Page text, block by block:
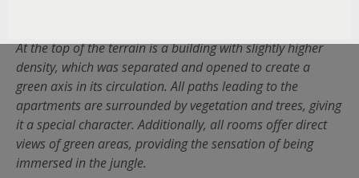
At the top of the terrain is a building with slightly higher
density, which was separated and opened to create a
green axis in its circulation. All paths leading to the
apartments are surrounded by vegetation and trees, giving
it a special character. Additionally, all rooms offer direct
views of green areas, providing the sensation of being
immersed in the jungle.